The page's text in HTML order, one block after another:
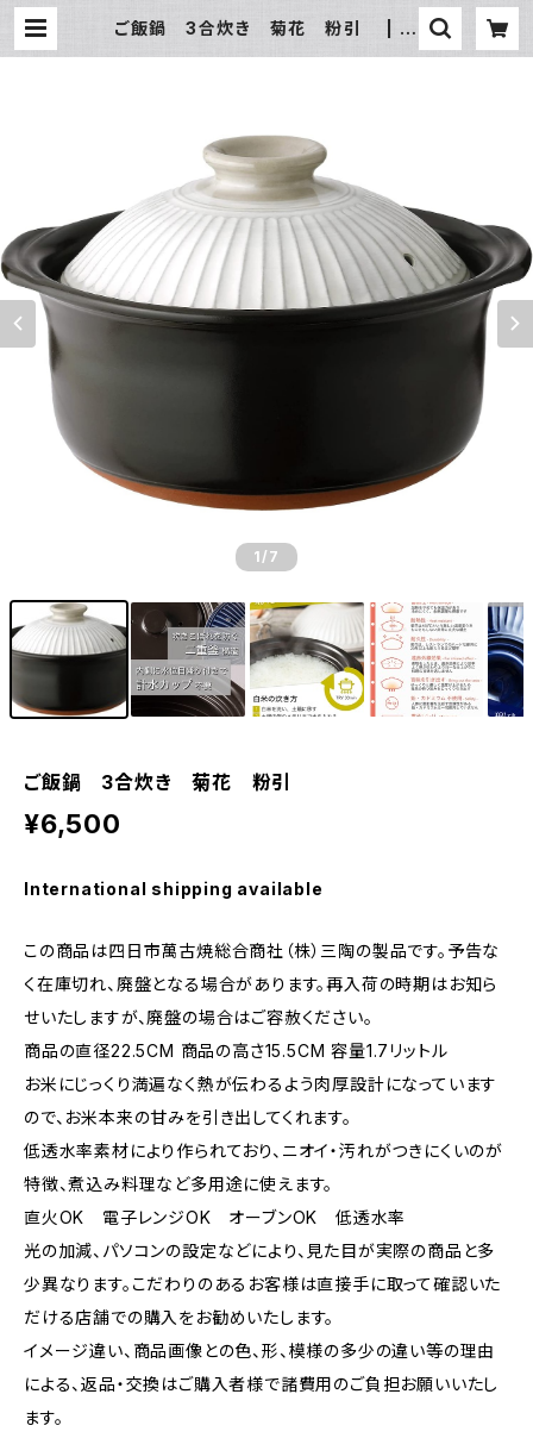
ご飯鍋 3合炊き 菊花 粉引 | 氷
1 /7
ご飯鍋 3合炊き 菊花 粉引
¥6,500
International shipping available
この商品は四日市萬古焼総合商社（株）三陶の製品です。予告な
く在庫切れ、廃盤となる場合があります。再入荷の時期はお知ら
せいたしますが、廃盤の場合はご容赦ください。
商品の直径22.5CM 商品の高さ15.5CM 容量1.7リットル
お米にじっくり満遍なく熱が伝わるよう肉厚設計になっています
ので、お米本来の甘みを引き出してくれます。
低透水率素材により作られており、ニオイ・汚れがつきにくいのが
特徴、煮込み料理など多用途に使えます。
直火OK 電子レンジOK オーブンOK 低透水率
光の加減、パソコンの設定などにより、見た目が実際の商品と多
少異なります。こだわりのあるお客様は直接手に取って確認いた
だける店舗での購入をお勧めいたします。
イメージ違い、商品画像との色、形、模様の多少の違い等の理由
による、返品・交換はご購入者様で諸費用のご負担お願いいたし
ます。